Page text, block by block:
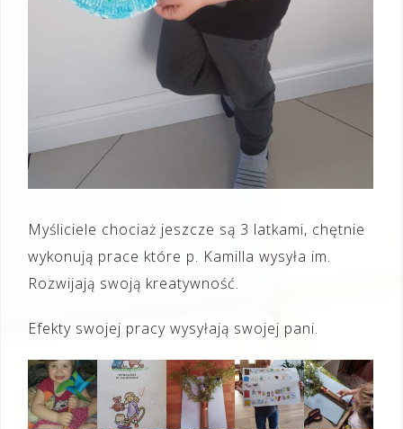
Myśliciele chociaż jeszcze są 3 latkami, chętnie
wykonują prace które p. Kamilla wysyła im.
Rozwijają swoją kreatywność.
Efekty swojej pracy wysyłają swojej pani.